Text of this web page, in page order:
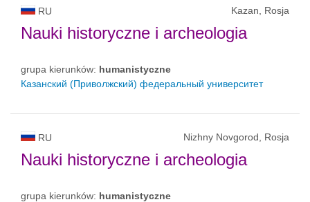
RU Kazan, Rosja
Nauki historyczne i archeologia
grupa kierunków: humanistyczne
Казанский (Приволжский) федеральный университет
RU Nizhny Novgorod, Rosja
Nauki historyczne i archeologia
grupa kierunków: humanistyczne